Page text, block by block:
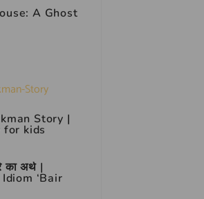
A Ghost
Story |
for kids
का अर्थ |
‘Bair